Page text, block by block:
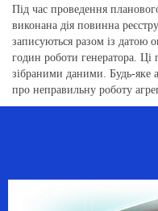
Під час проведення
виконана дія повинна
записуються разом із датою
годин роботи генератора.
зібраними даними. Будь-яке
про неправильну роботу